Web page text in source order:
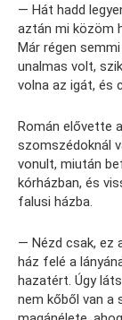
— Hát hadd
aztán mi közöm
Már régen
unalmas volt,
volna az igát, és
Román elővette
szomszédoknál
vonult, miután
kórházban, és
falusi házba.
— Nézd csak, ez
ház felé a
hazatért. Úgy
nem kőből van a